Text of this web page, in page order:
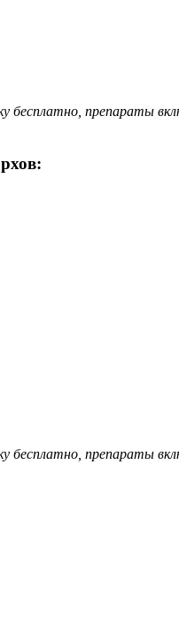
бесплатно, препараты
бесплатно, препараты